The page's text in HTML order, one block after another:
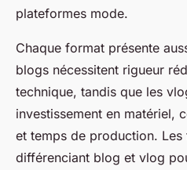
plateformes mode.
Chaque format présente
blogs nécessitent rigueur
technique, tandis que les
investissement en matériel,
et temps de production. Les
différenciant blog et vlog